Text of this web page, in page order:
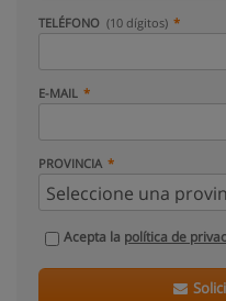
TELÉFONO (10 dígitos)
E-MAIL
PROVINCIA
Acepta la política de